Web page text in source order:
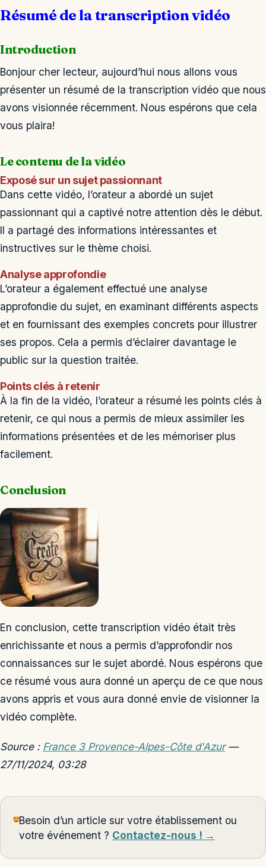
Résumé de la transcription vidéo
Introduction
Bonjour cher lecteur, aujourd’hui nous allons vous
présenter un résumé de la transcription vidéo que nous
avons visionnée récemment. Nous espérons que cela
vous plaira!
Le contenu de la vidéo
Exposé sur un sujet passionnant
Dans cette vidéo, l’orateur a abordé un sujet
passionnant qui a captivé notre attention dès le début.
Il a partagé des informations intéressantes et
instructives sur le thème choisi.
Analyse approfondie
L’orateur a également effectué une analyse
approfondie du sujet, en examinant différents aspects
et en fournissant des exemples concrets pour illustrer
ses propos. Cela a permis d’éclairer davantage le
public sur la question traitée.
Points clés à retenir
À la fin de la vidéo, l’orateur a résumé les points clés à
retenir, ce qui nous a permis de mieux assimiler les
informations présentées et de les mémoriser plus
facilement.
Conclusion
En conclusion, cette transcription vidéo était très
enrichissante et nous a permis d’approfondir nos
connaissances sur le sujet abordé. Nous espérons que
ce résumé vous aura donné un aperçu de ce que nous
avons appris et vous aura donné envie de visionner la
vidéo complète.
Source : France 3 Provence-Alpes-Côte d'Azur—
27/11/2024, 03:28
Besoin d’un article sur votre établissement ou
votre événement ? Contactez-nous ! →